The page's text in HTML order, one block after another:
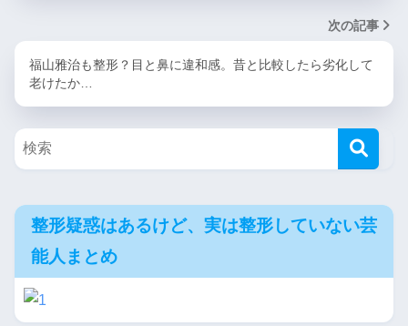
次の記事
福山雅治も整形？目と鼻に違和感。昔と比較したら劣化して
老けたか…
整形疑惑はあるけど、実は整形していない芸
能人まとめ